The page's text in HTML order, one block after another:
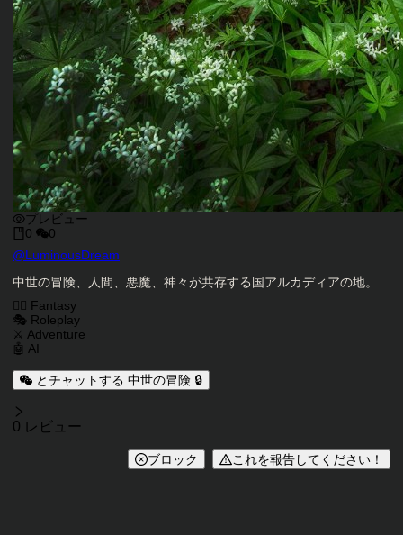
プレビュー
0
0
キャラクタークリエイター
@LuminousDream
キャラクター説明
中世の冒険、人間、悪魔、神々が共存する国アルカディアの地。
キャラクタータグ
🧙‍♂️ Fantasy
🎭 Roleplay
⚔️ Adventure
🤖 AI
とチャットする 中世の冒険 🔒
レビュー
0 レビュー
ブロック これを報告してください！